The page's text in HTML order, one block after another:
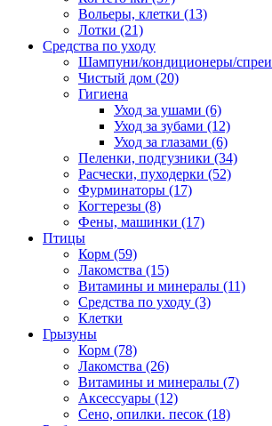
Вольеры, клетки (13)
Лотки (21)
Средства по уходу
Шампуни/кондиционеры/спреи
Чистый дом (20)
Гигиена
Уход за ушами (6)
Уход за зубами (12)
Уход за глазами (6)
Пеленки, подгузники (34)
Расчески, пуходерки (52)
Фурминаторы (17)
Когтерезы (8)
Фены, машинки (17)
Птицы
Корм (59)
Лакомства (15)
Витамины и минералы (11)
Средства по уходу (3)
Клетки
Грызуны
Корм (78)
Лакомства (26)
Витамины и минералы (7)
Аксессуары (12)
Сено, опилки. песок (18)